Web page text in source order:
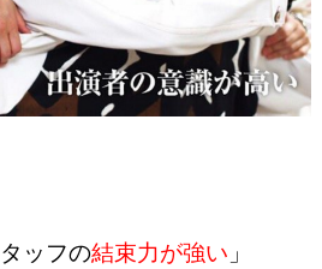
ッフの結束力が強い 」